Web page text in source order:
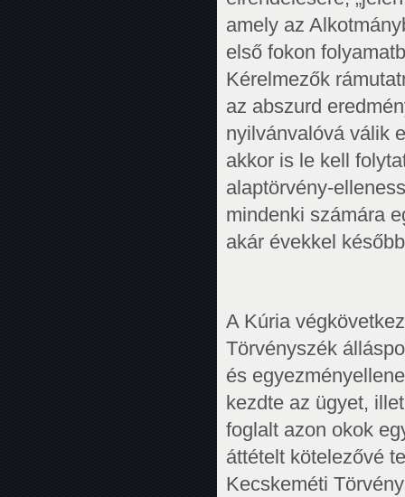
amely az
első fokon
Kérelmezők
az abszurd
nyilvánvalóvá válik
akkor is le kell
alaptörvény-
mindenki számára
akár évekkel
A Kúria
Törvényszék
és
kezdte az ügyet,
foglalt azon okok
áttételt kötelezővé
Kecskeméti